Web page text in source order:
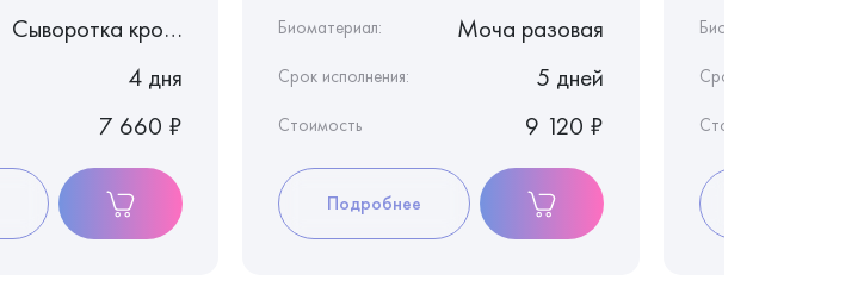
Сыворотка крови
4 дня
7 660 ₽
Биоматериал: Моча разовая
Срок исполнения: 5 дней
Стоимость 9 120 ₽
Подробнее
Биоматериал:
Срок исполнения:
Стоимость